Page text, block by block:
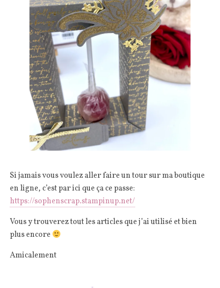
Si jamais vous voulez aller faire un tour sur ma boutique
en ligne, c’est par ici que ça ce passe:
https://sophenscrap.stampinup.net/
Vous y trouverez tout les articles que j’ai utilisé et bien
plus encore
Amicalement